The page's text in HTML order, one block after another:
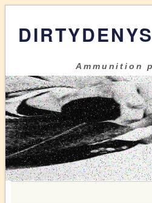
DIRTYDENYS
Ammunition